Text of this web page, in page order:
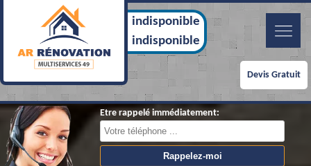
indisponible
indisponible
Devis Gratuit
Etre rappelé immédiatement: